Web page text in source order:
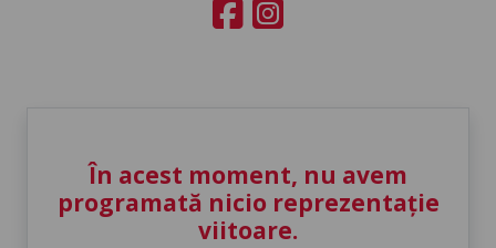
În acest moment, nu avem
programată nicio reprezentație
viitoare.